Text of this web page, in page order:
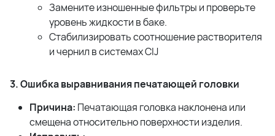
Замените изношенные фильтры и проверьте
уровень жидкости в баке.
Стабилизировать соотношение растворителя
и чернил в системахCIJ
3. Ошибка выравнивания печатающей головки
Причина: Печатающая головка наклонена или
смещена относительно поверхности изделия.